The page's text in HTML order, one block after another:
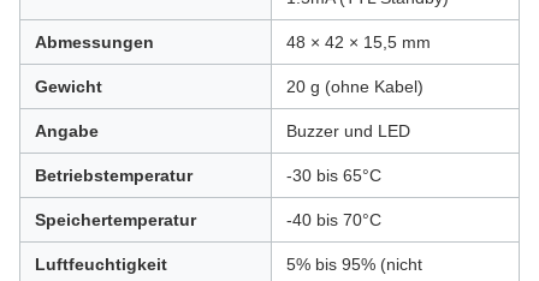
Abmessungen 48 × 42 × 15,5 mm
Gewicht 20 g (ohne Kabel)
Angabe Buzzer und LED
Betriebstemperatur -30 bis 65°C
Speichertemperatur -40 bis 70°C
Luftfeuchtigkeit
5% bis 95% (nicht